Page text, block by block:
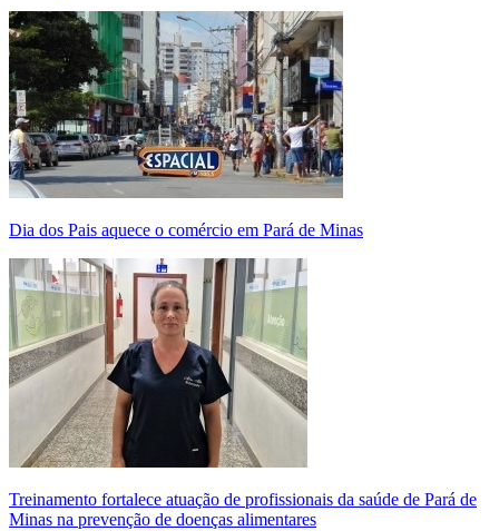
Dia dos Pais aquece o comércio em Pará de Minas
Treinamento fortalece atuação de profissionais da saúde de Pará de
Minas na prevenção de doenças alimentares